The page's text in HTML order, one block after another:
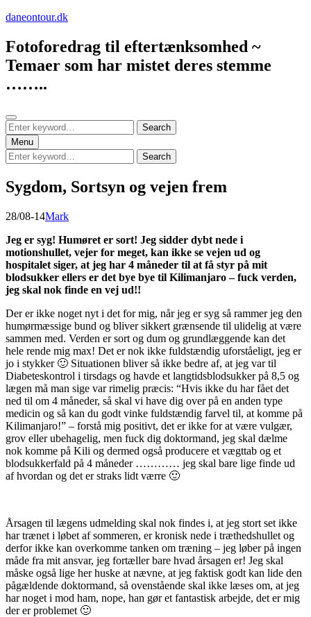
Skip
content
daneontour.dk
Fotoforedrag til eftertænksomhed ~
Temaer som har mistet deres stemme
……..
Search
Search
for:
Search
Menu
Search
for:
Search
Sygdom, Sortsyn og vejen frem
Posted
28/08-14by
Mark
Jeg er syg! Humøret er sort! Jeg sidder dybt nede i
motionshullet, vejer for meget, kan ikke se vejen ud og
hospitalet siger, at jeg har 4 måneder til at få styr på mit
blodsukker ellers er det bye bye til Kilimanjaro – fuck verden,
jeg skal nok finde en vej ud!!
Der er ikke noget nyt i det for mig, når jeg er syg så rammer jeg den
humørmæssige bund og bliver sikkert grænsende til ulidelig at være
sammen med. Verden er sort og dum og grundlæggende kan det
hele rende mig max! Det er nok ikke fuldstændig uforståeligt, jeg er
jo i stykker 🙂 Situationen bliver så ikke bedre af, at jeg var til
Diabeteskontrol i tirsdags og havde et langtidsblodsukker på 8,5 og
lægen må man sige var rimelig præcis: “Hvis ikke du har fået det
ned til om 4 måneder, så skal vi have dig over på en anden type
medicin og så kan du godt vinke fuldstændig farvel til, at komme på
Kilimanjaro!” – forstå mig positivt, det er ikke for at være vulgær,
grov eller ubehagelig, men fuck dig doktormand, jeg skal dælme
nok komme på Kili og dermed også producere et vægttab og et
blodsukkerfald på 4 måneder ………… jeg skal bare lige finde ud
af hvordan og det er straks lidt værre 🙂
Årsagen til lægens udmelding skal nok findes i, at jeg stort set ikke
har trænet i løbet af sommeren, er kronisk nede i træthedshullet og
derfor ikke kan overkomme tanken om træning – jeg løber på ingen
måde fra mit ansvar, jeg fortæller bare hvad årsagen er! Jeg skal
måske også lige her huske at nævne, at jeg faktisk godt kan lide den
pågældende doktormand, så ovenstående skal ikke læses om, at jeg
har noget i mod ham, nope, han gør et fantastisk arbejde, det er mig
der er problemet 🙂